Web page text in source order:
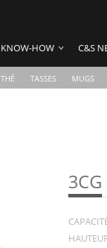
THÉ TASSES MUGS
KNOW-HOW C&S
3CG